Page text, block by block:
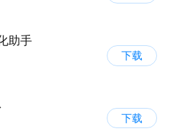
助手
下载
下载